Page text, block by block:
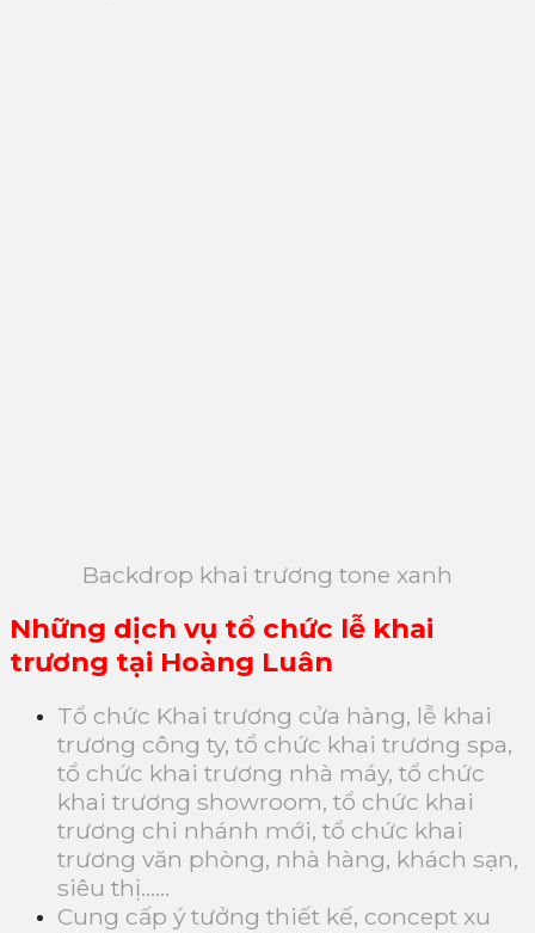
Backdrop khai trương tone xanh
Những dịch vụ tổ chức lễ khai
trương tại Hoàng Luân
Tổ chức Khai trương cửa hàng, lễ khai
trương công ty, tổ chức khai trương spa,
tổ chức khai trương nhà máy, tổ chức
khai trương showroom, tổ chức khai
trương chi nhánh mới, tổ chức khai
trương văn phòng, nhà hàng, khách sạn,
siêu thị……
Cung cấp ý tưởng thiết kế, concept xu